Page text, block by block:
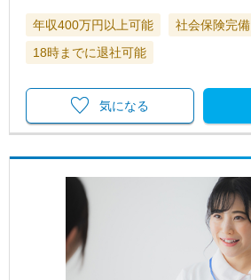
年収400万円以上可能 社会保険完備
18時までに退社可能
気になる